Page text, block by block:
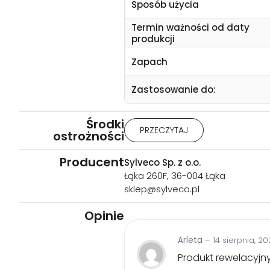
Sposób użycia
Termin ważności od daty
produkcji
Zapach
Zastosowanie do:
Środki
ostrożności
Uwaga: Działa drażniąco na
soczewki kontaktowe, jeżeli są i
porady / zgłosić się pod opiekę
rękawice ochronne / odzież
przeznaczeniem i sposobem
PRZECZYTAJ
ProducentSylveco Sp. z o.o.
Łąka 260F, 36-004 Łąka
sklep@sylveco.pl
Opinie
Arleta – 14 sierpnia,
Produkt